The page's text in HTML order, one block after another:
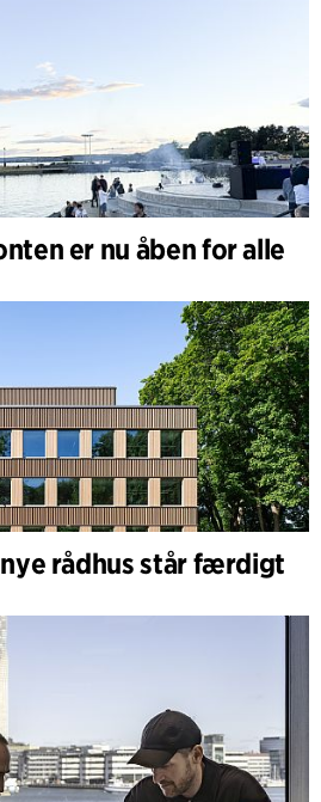
er nu åben for alle
rådhus står færdigt